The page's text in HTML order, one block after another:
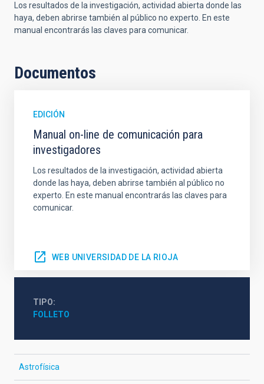
Los resultados de la investigación, actividad abierta donde las
haya, deben abrirse también al público no experto. En este
manual encontrarás las claves para comunicar.
Documentos
EDICIÓN
Manual on-line de comunicación para
investigadores
Los resultados de la investigación, actividad abierta
donde las haya, deben abrirse también al público no
experto. En este manual encontrarás las claves para
comunicar.
WEB UNIVERSIDAD DE LA RIOJA
TIPO
FOLLETO
Astrofísica